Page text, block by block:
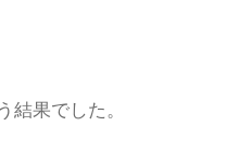
結果でした。